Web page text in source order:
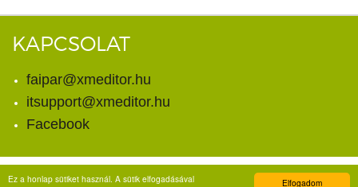
Elfogadom
Ez a honlap sütiket használ. A sütik elfogadásával
KAPCSOLAT
faipar@xmeditor.hu
itsupport@xmeditor.hu
Facebook